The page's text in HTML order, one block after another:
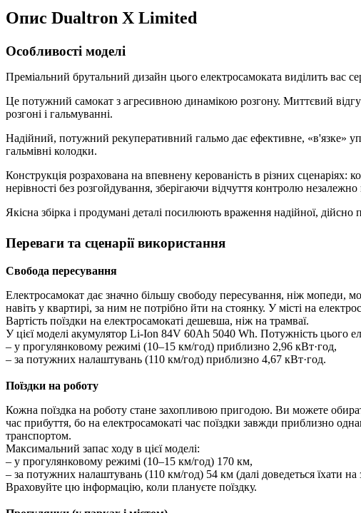
Опис Dualtron X Limited
Особливості моделі
Преміальний брутальний дизайн цього електросамоката виділить вас
Це потужний самокат з агресивною динамікою розгону. Миттєвий
розгоні і гальмуванні.
Надійний, потужний рекуперативний гальмо дає ефективне, «в'язке»
гальмівні колодки.
Конструкція розрахована на впевнену керованість в різних
нерівності без розгойдування, зберігаючи відчуття контролю
Якісна збірка і продумані деталі посилюють враження надійної,
Переваги та сценарії використання
Свобода пересування
Електросамокат дає значно більшу свободу пересування, ніж мопеди,
навіть у квартирі, за ним не потрібно йти на стоянку. У місті на
Вартість поїздки на електросамокаті дешевша, ніж на трамваї.
У цієї моделі акумулятор Li-Ion 84V 60Ah 5040 Wh. Потужність цього
– у прогулянковому режимі (10–15 км/год) приблизно 2,96 кВт·год,
– за потужних налаштувань (110 км/год) приблизно 4,67 кВт·год.
Поїздки на роботу
Кожна поїздка на роботу стане захопливою пригодою. Ви можете
час прибуття, бо на електросамокаті час поїздки завжди приблизно
транспортом.
Максимальний запас ходу в цієї моделі:
– у прогулянковому режимі (10–15 км/год) 170 км,
– за потужних налаштувань (110 км/год) 54 км (далі доведеться їхати
Враховуйте цю інформацію, коли плануєте поїздку.